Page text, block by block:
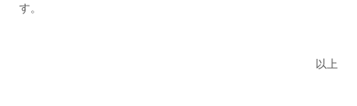
す。
以上